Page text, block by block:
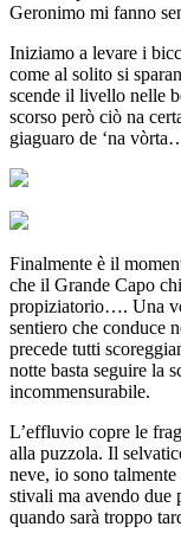
Geronimo mi fanno
Iniziamo a levare i
come al solito si
scende il livello nelle
scorso però ciò na
giaguaro de ‘na
Finalmente è il
che il Grande Capo
propiziatorio…. Una
sentiero che conduce
precede tutti
notte basta seguire la
incommensurabile.
L’effluvio copre le
alla puzzola. Il
neve, io sono
stivali ma avendo due
quando sarà troppo